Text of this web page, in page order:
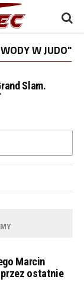
W JUDO"
Slam.
Marcin
przez ostatnie